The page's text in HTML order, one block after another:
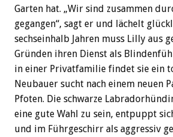
Garten hat. „Wir sind zusammen
gegangen“, sagt er und lächelt
sechseinhalb Jahren muss Lilly aus
Gründen ihren Dienst als
in einer Privatfamilie findet sie ein
Neubauer sucht nach einem neuen
Pfoten. Die schwarze
eine gute Wahl zu sein, entpuppt
und im Führgeschirr als aggressiv